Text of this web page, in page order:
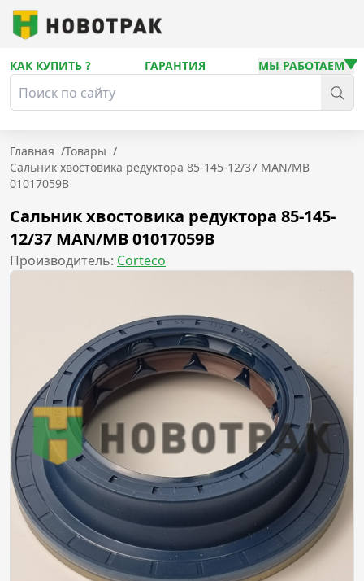
КАК КУПИТЬ ? ГАРАНТИЯ МЫ РАБОТАЕМ
Главная /Товары /
Сальник хвостовика редуктора 85-145-12/37 MAN/MB
01017059B
Сальник хвостовика редуктора 85-145-
12/37 MAN/MB 01017059B
Производитель: Corteco